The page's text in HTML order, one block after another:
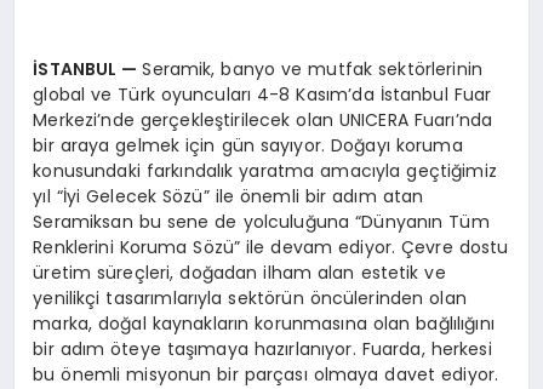
İSTANBUL —Seramik, banyo ve mutfak sektörlerinin
global ve Türk oyuncuları 4-8 Kasım’da İstanbul Fuar
Merkezi’nde gerçekleştirilecek olan UNICERA Fuarı’nda
bir araya gelmek için gün sayıyor. Doğayı koruma
konusundaki farkındalık yaratma amacıyla geçtiğimiz
yıl “İyi Gelecek Sözü” ile önemli bir adım atan
Seramiksan bu sene de yolculuğuna “Dünyanın Tüm
Renklerini Koruma Sözü” ile devam ediyor. Çevre dostu
üretim süreçleri, doğadan ilham alan estetik ve
yenilikçi tasarımlarıyla sektörün öncülerinden olan
marka, doğal kaynakların korunmasına olan bağlılığını
bir adım öteye taşımaya hazırlanıyor. Fuarda, herkesi
bu önemli misyonun bir parçası olmaya davet ediyor.